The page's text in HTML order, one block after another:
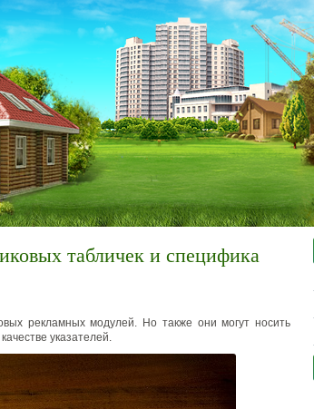
табличек и специфика
рекламных модулей. Но также они могут носить
указателей.